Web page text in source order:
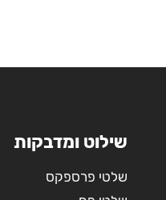
שילוט ומדבקות
שלטי פרספקס